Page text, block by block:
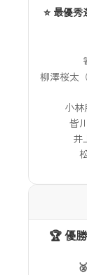
⭐ 最優
柳澤桜太
小
皆
井
🏆 優